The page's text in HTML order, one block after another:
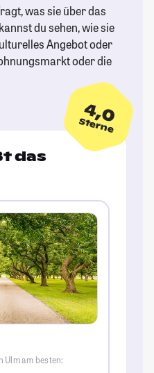
was sie über das
du sehen, wie sie
Angebot oder
oder die
4,0
Sterne
das
Ulm am besten: